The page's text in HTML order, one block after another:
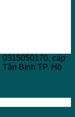
cấp
Bình TP. Hồ